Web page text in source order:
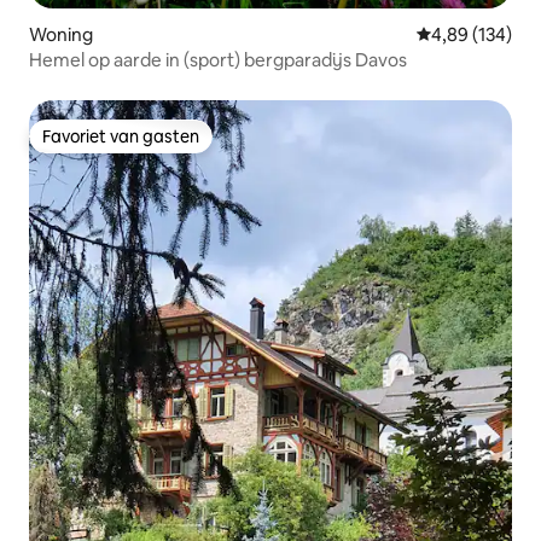
Woning Gemiddelde
4,89 (134)
Hemel op aarde in (sport) bergparadijs Davos
Favoriet van gasten
Favoriet van gasten